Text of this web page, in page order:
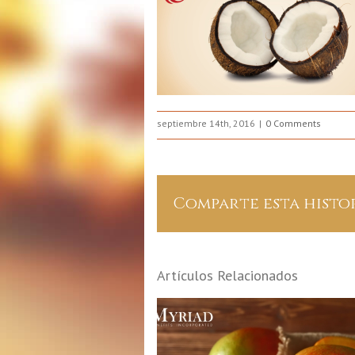
septiembre 14th, 2016 0 Comments
Comparte esta
Artículos Relacionados